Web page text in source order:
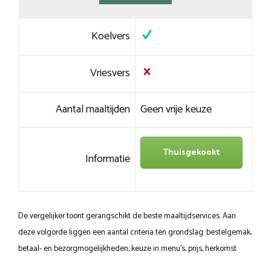
Koelvers
Vriesvers
Aantal maaltijden Geen vrije keuze
Informatie Thuisgekookt
De vergelijker toont gerangschikt de beste maaltijdservices. Aan
deze volgorde liggen een aantal criteria ten grondslag: bestelgemak,
betaal- en bezorgmogelijkheden, keuze in menu’s, prijs, herkomst